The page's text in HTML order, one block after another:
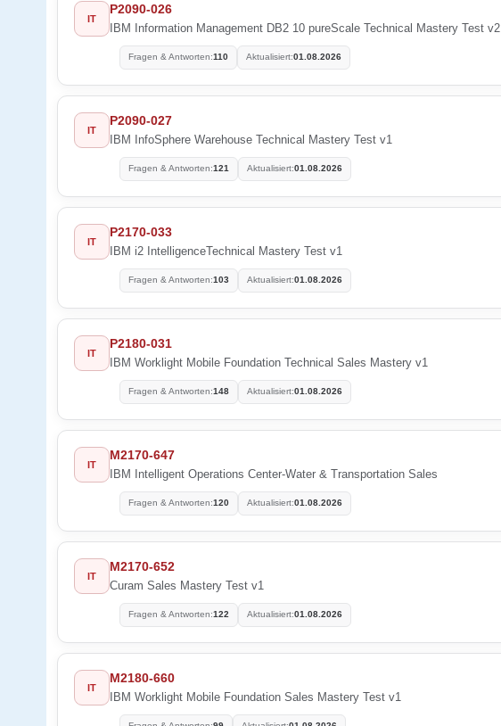
IT
P2090-026
IBM Information Management DB2 10 pureScale Technical Mastery Test v2
Fragen & Antworten:110 Aktualisiert:01.08.2026
IT
P2090-027
IBM InfoSphere Warehouse Technical Mastery Test v1
Fragen & Antworten:121 Aktualisiert:01.08.2026
IT
P2170-033
IBM i2 IntelligenceTechnical Mastery Test v1
Fragen & Antworten:103 Aktualisiert:01.08.2026
IT
P2180-031
IBM Worklight Mobile Foundation Technical Sales Mastery v1
Fragen & Antworten:148 Aktualisiert:01.08.2026
IT
M2170-647
IBM Intelligent Operations Center-Water & Transportation Sales
Fragen & Antworten:120 Aktualisiert:01.08.2026
IT
M2170-652
Curam Sales Mastery Test v1
Fragen & Antworten:122 Aktualisiert:01.08.2026
IT
M2180-660
IBM Worklight Mobile Foundation Sales Mastery Test v1